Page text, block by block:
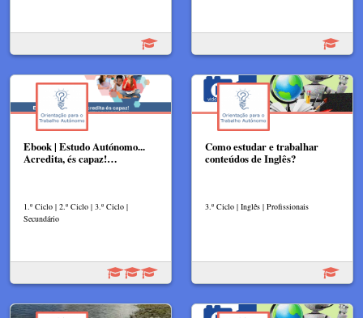
Ebook | Estudo Autónomo...
Acredita, és capaz!…
1.º Ciclo | 2.º Ciclo | 3.º Ciclo |
Secundário
Como estudar e trabalhar
conteúdos de Inglês?
3.º Ciclo | Inglês | Profissionais